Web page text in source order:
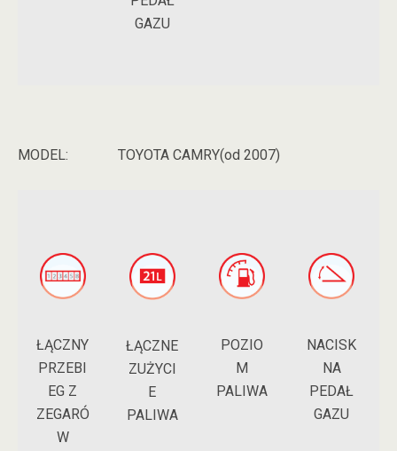
GAZU
MODEL: TOYOTA CAMRY(od 2007)
ŁĄCZNY
PRZEBI
EG Z
ZEGARÓ
W
ŁĄCZNE
ZUŻYCI
E
PALIWA
POZIO
M
PALIWA
NACISK
NA
PEDAŁ
GAZU